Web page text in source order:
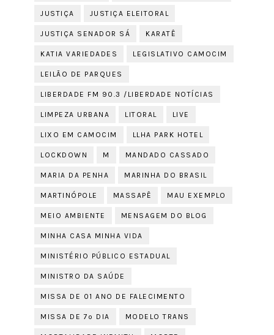
JUSTIÇA JUSTIÇA ELEITORAL
JUSTIÇA SENADOR SÁ KARATÊ
KATIA VARIEDADES LEGISLATIVO CAMOCIM
LEILÃO DE PARQUES
LIBERDADE FM 90.3 /LIBERDADE NOTÍCIAS
LIMPEZA URBANA LITORAL LIVE
LIXO EM CAMOCIM LLHA PARK HOTEL
LOCKDOWN M MANDADO CASSADO
MARIA DA PENHA MARINHA DO BRASIL
MARTINÓPOLE MASSAPÊ MAU EXEMPLO
MEIO AMBIENTE MENSAGEM DO BLOG
MINHA CASA MINHA VIDA
MINISTÉRIO PÚBLICO ESTADUAL
MINISTRO DA SAÚDE
MISSA DE 01 ANO DE FALECIMENTO
MISSA DE 7º DIA MODELO TRANS